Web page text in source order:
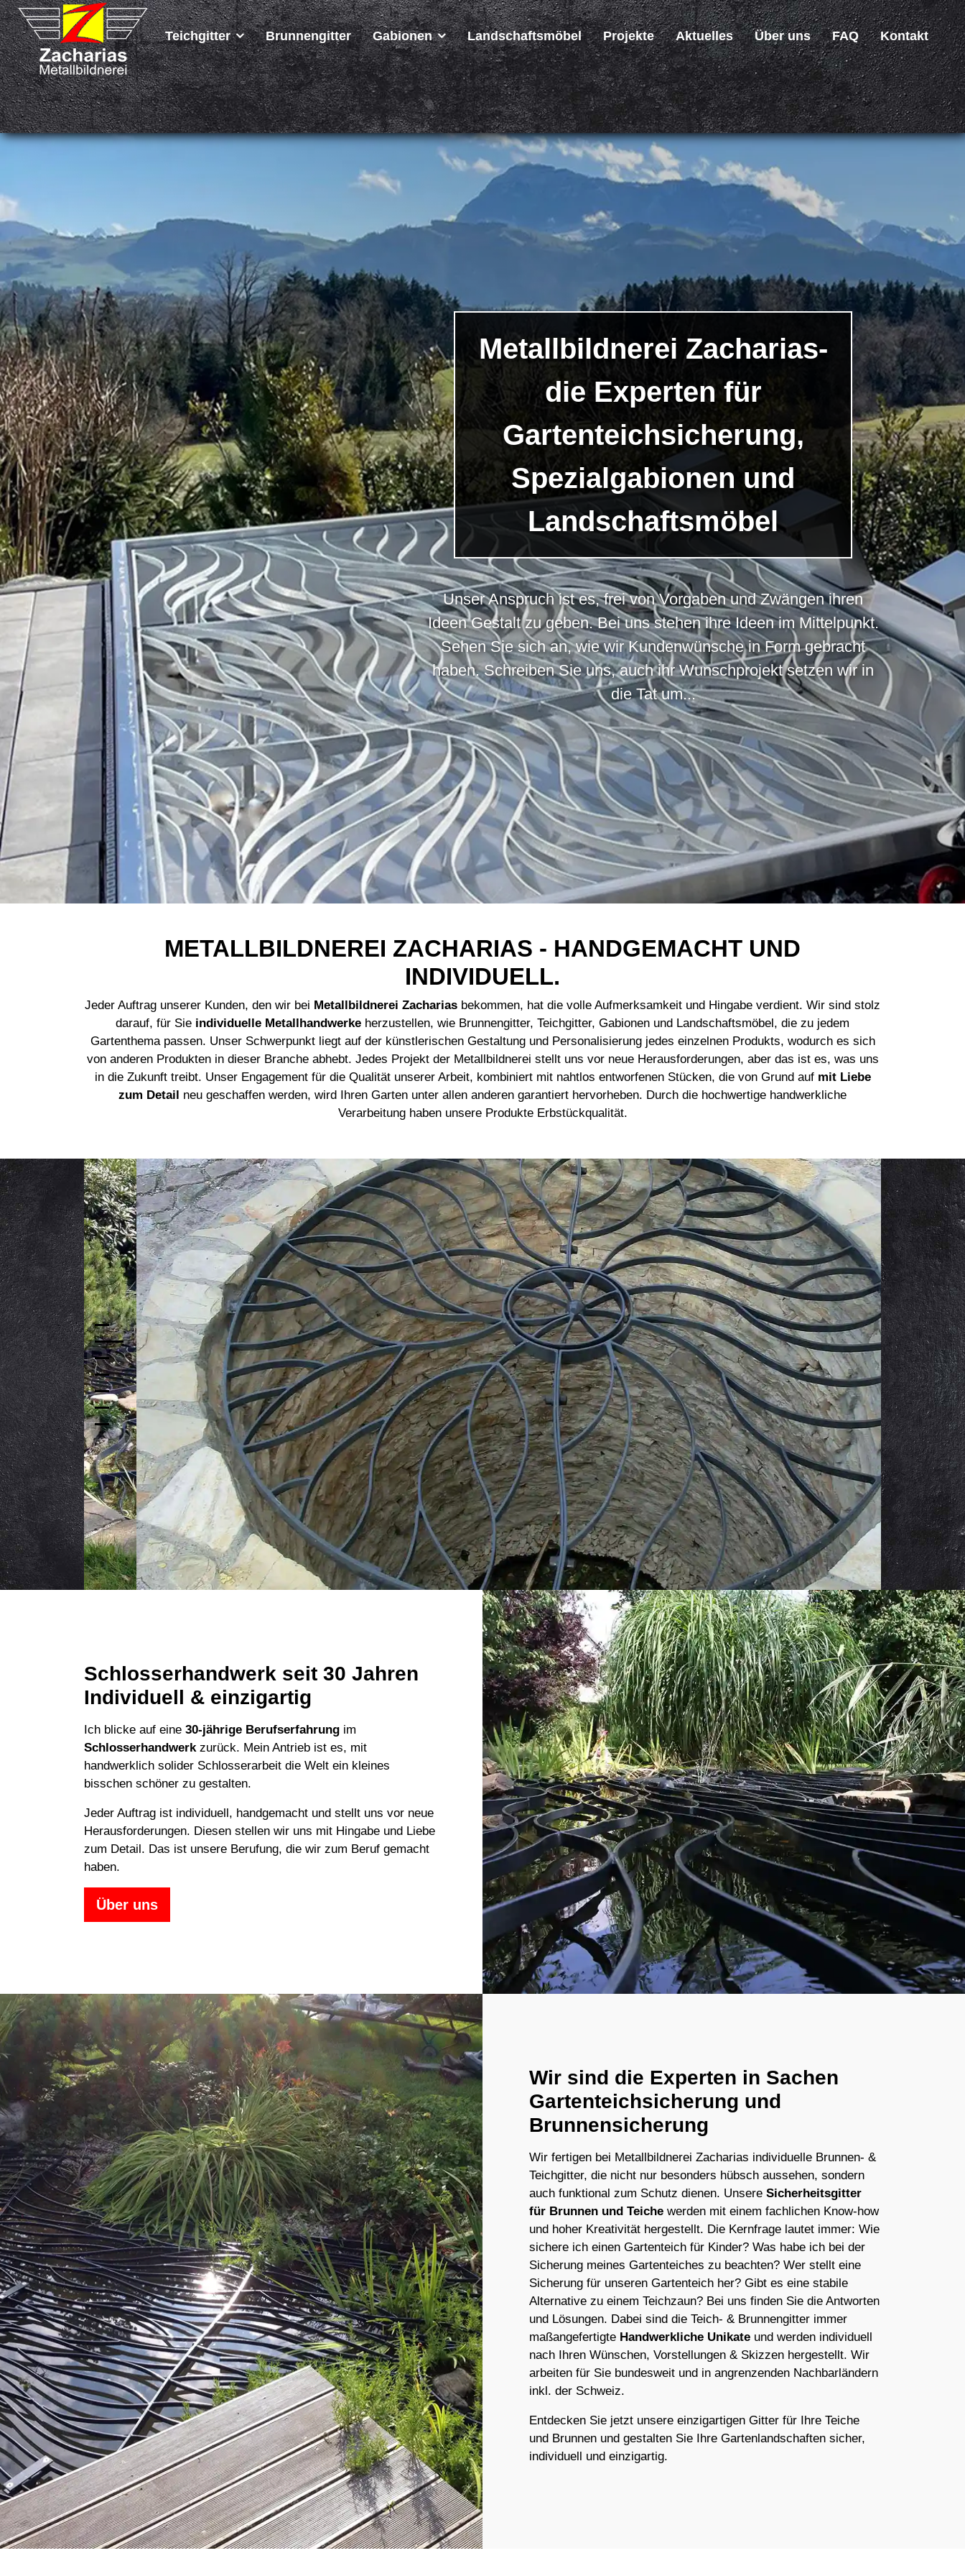
Teichgitter Brunnengitter Gabionen Landschaftsmöbel Projekte Aktuelles Über uns FAQ Kontakt
Metallbildnerei Zacharias-
die Experten für
Gartenteichsicherung,
Spezialgabionen und
Landschaftsmöbel
Unser Anspruch ist es, frei von Vorgaben und Zwängen ihren
Ideen Gestalt zu geben. Bei uns stehen ihre Ideen im Mittelpunkt.
Sehen Sie sich an, wie wir Kundenwünsche in Form gebracht
haben. Schreiben Sie uns, auch ihr Wunschprojekt setzen wir in
die Tat um...
METALLBILDNEREI ZACHARIAS - HANDGEMACHT UND
INDIVIDUELL.
Jeder Auftrag unserer Kunden, den wir bei Metallbildnerei Zacharias bekommen, hat die volle Aufmerksamkeit und Hingabe verdient. Wir sind stolz
darauf, für Sie individuelle Metallhandwerke herzustellen, wie Brunnengitter, Teichgitter, Gabionen und Landschaftsmöbel, die zu jedem
Gartenthema passen. Unser Schwerpunkt liegt auf der künstlerischen Gestaltung und Personalisierung jedes einzelnen Produkts, wodurch es sich
von anderen Produkten in dieser Branche abhebt. Jedes Projekt der Metallbildnerei stellt uns vor neue Herausforderungen, aber das ist es, was uns
in die Zukunft treibt. Unser Engagement für die Qualität unserer Arbeit, kombiniert mit nahtlos entworfenen Stücken, die von Grund auf mit Liebe
zum Detail neu geschaffen werden, wird Ihren Garten unter allen anderen garantiert hervorheben. Durch die hochwertige handwerkliche
Verarbeitung haben unsere Produkte Erbstückqualität.
BRUNNENGITTER - DAS
SCHMUCKSTÜCK
IN IHREM GARTEN
BRUNNENGITTER
Schlosserhandwerk seit 30 Jahren
Individuell & einzigartig
Ich blicke auf eine 30-jährige Berufserfahrung im
Schlosserhandwerkzurück. Mein Antrieb ist es, mit
handwerklich solider Schlosserarbeit die Welt ein kleines
bisschen schöner zu gestalten.
Jeder Auftrag ist individuell, handgemacht und stellt uns vor neue
Herausforderungen. Diesen stellen wir uns mit Hingabe und Liebe
zum Detail. Das ist unsere Berufung, die wir zum Beruf gemacht
haben.
Über uns
Wir sind die Experten in Sachen
Gartenteichsicherung und
Brunnensicherung
Wir fertigen bei Metallbildnerei Zacharias individuelle Brunnen- &
Teichgitter, die nicht nur besonders hübsch aussehen, sondern
auch funktional zum Schutz dienen. Unsere Sicherheitsgitter
für Brunnen und Teiche werden mit einem fachlichen Know-how
und hoher Kreativität hergestellt. Die Kernfrage lautet immer: Wie
sichere ich einen Gartenteich für Kinder? Was habe ich bei der
Sicherung meines Gartenteiches zu beachten? Wer stellt eine
Sicherung für unseren Gartenteich her? Gibt es eine stabile
Alternative zu einem Teichzaun? Bei uns finden Sie die Antworten
und Lösungen. Dabei sind die Teich- & Brunnengitter immer
maßangefertigte Handwerkliche Unikate und werden individuell
nach Ihren Wünschen, Vorstellungen & Skizzen hergestellt. Wir
arbeiten für Sie bundesweit und in angrenzenden Nachbarländern
inkl. der Schweiz.
Entdecken Sie jetzt unsere einzigartigen Gitter für Ihre Teiche
und Brunnen und gestalten Sie Ihre Gartenlandschaften sicher,
individuell und einzigartig.